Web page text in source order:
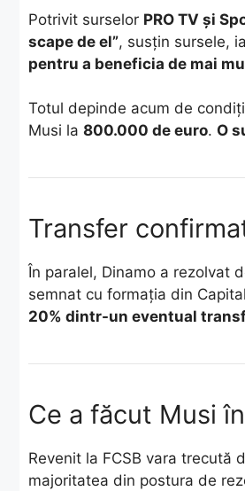
Potrivit surselor PRO TV și
scape de el”, susțin sursele,
pentru a beneficia de mai
Totul depinde acum de
Musi la 800.000 de euro. O
Transfer
În paralel, Dinamo a rezolvat
semnat cu formația din
20% dintr-un eventual
Ce a făcut Musi
Revenit la FCSB vara trecută
majoritatea din postura de